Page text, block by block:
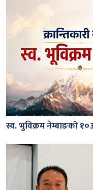
स्व. भुविक्रम नेम्बाङको